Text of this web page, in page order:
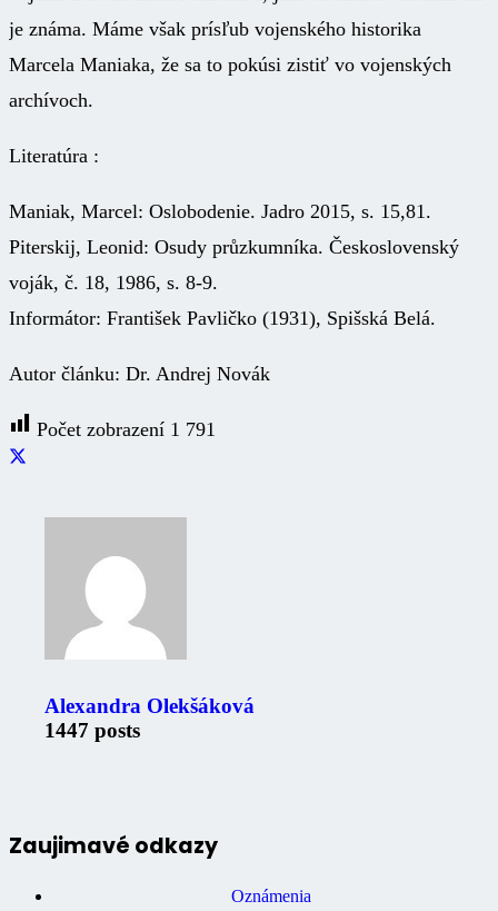
je známa. Máme však prísľub vojenského historika
Marcela Maniaka, že sa to pokúsi zistiť vo vojenských
archívoch.
Literatúra :
Maniak, Marcel: Oslobodenie. Jadro 2015, s. 15,81.
Piterskij, Leonid: Osudy průzkumníka. Československý
voják, č. 18, 1986, s. 8-9.
Informátor: František Pavličko (1931), Spišská Belá.
Autor článku: Dr. Andrej Novák
Počet zobrazení 1 791
Alexandra Olekšáková
1447 posts
Zaujimavé odkazy
Oznámenia